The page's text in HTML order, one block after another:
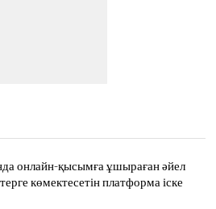
онлайн-қысымға ұшыраған әйел
көмектесетін платформа іске